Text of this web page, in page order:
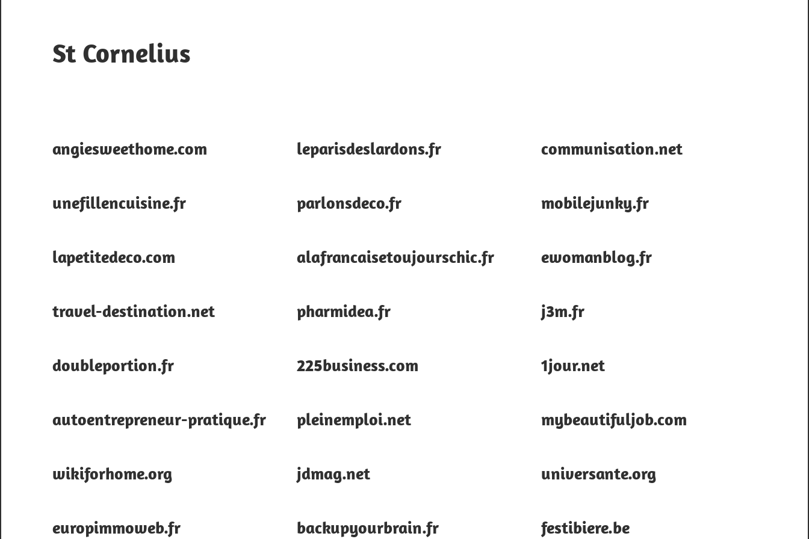
content
St Cornelius
angiesweethome.com leparisdeslardons.fr communisation.net
unefillencuisine.fr parlonsdeco.fr mobilejunky.fr
lapetitedeco.com alafrancaisetoujourschic.fr ewomanblog.fr
travel-destination.net pharmidea.fr j3m.fr
doubleportion.fr 225business.com 1jour.net
autoentrepreneur-pratique.fr pleinemploi.net mybeautifuljob.com
wikiforhome.org jdmag.net universante.org
europimmoweb.fr backupyourbrain.fr festibiere.be